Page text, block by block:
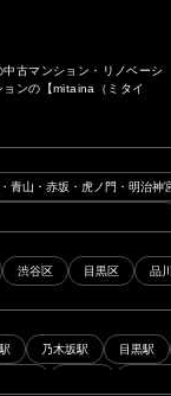
中古マンション・リノベーシ
ョンの 【mitaina（ミタイ
青山・赤坂・虎ノ門・明治神
京王井の頭線エリア 銀
渋谷区 目黒区 品
乃木坂駅 目黒駅